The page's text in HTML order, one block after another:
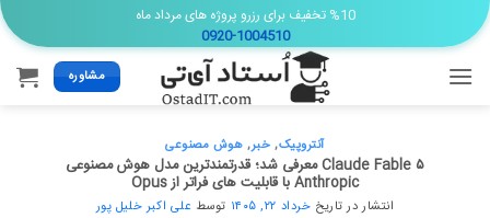
Skip
to
content
%10 تخفیف برای رزرو پروژه های مرداد ماه
0920-1004510
مشاوره
آنتروپیک, خبر, هوش مصنوعی
Claude Fable ۵ معرفی شد؛ قدرتمندترین مدل هوش مصنوعی
Anthropic با قابلیت های فراتر از Opus
انتشار در تاریخ خرداد ۲۲, ۱۴۰۵ توسط علی اکبر خلیل پور